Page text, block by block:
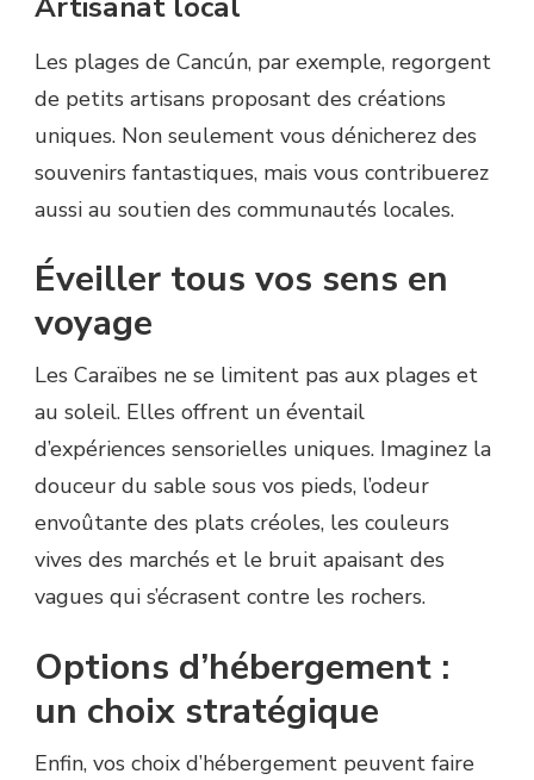
Les plages de Cancún, par exemple, regorgent
de petits artisans proposant des créations
uniques. Non seulement vous dénicherez des
souvenirs fantastiques, mais vous contribuerez
aussi au soutien des communautés locales.
Éveiller tous vos sens en
voyage
Les Caraïbes ne se limitent pas aux plages et
au soleil. Elles offrent un éventail
d’expériences sensorielles uniques. Imaginez la
douceur du sable sous vos pieds, l’odeur
envoûtante des plats créoles, les couleurs
vives des marchés et le bruit apaisant des
vagues qui s’écrasent contre les rochers.
Options d’hébergement :
un choix stratégique
Enfin, vos choix d’hébergement peuvent faire